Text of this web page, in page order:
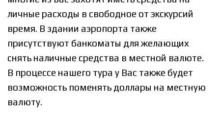
личные расходы в свободное от экскурсий
время. В здании аэропорта также
присутствуют банкоматы для желающих
снять наличные средства в местной валюте.
В процессе нашего тура у Вас также будет
возможность поменять доллары на местную
валюту.